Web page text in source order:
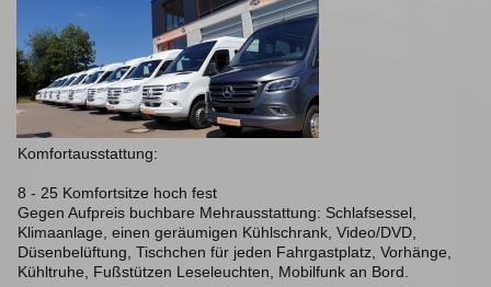
Komfortausstattung:
8 - 25 Komfortsitze hoch fest
Gegen Aufpreis buchbare Mehrausstattung: Schlafsessel,
Klimaanlage, einen geräumigen Kühlschrank, Video/DVD,
Düsenbelüftung, Tischchen für jeden Fahrgastplatz, Vorhänge,
Kühltruhe, Fußstützen Leseleuchten, Mobilfunk an Bord.